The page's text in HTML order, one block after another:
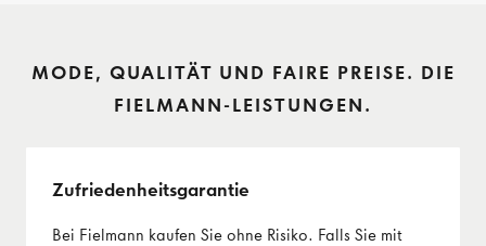
MODE, QUALITÄT UND FAIRE PREISE. DIE
FIELMANN-LEISTUNGEN.
Zufriedenheits­garantie
Bei Fielmann kaufen Sie ohne Risiko. Falls Sie mit